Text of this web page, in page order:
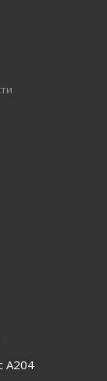
А204